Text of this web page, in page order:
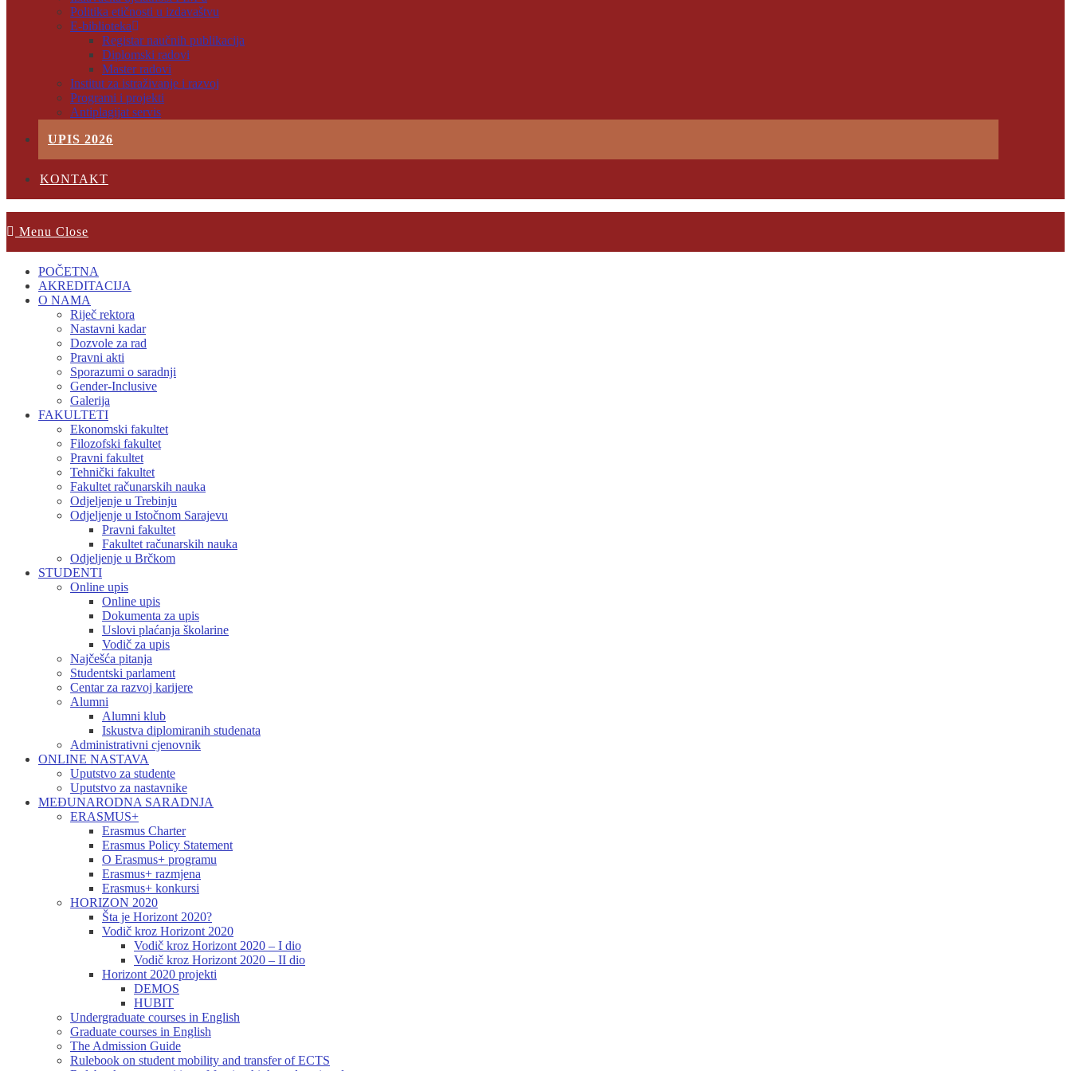
Politika etičnosti u izdavaštvu
E-biblioteka
Registar naučnih publikacija
Diplomski radovi
Master radovi
Institut za istraživanje i razvoj
Programi i projekti
Antiplagijat servis
UPIS 2026
KONTAKT
Menu Close
POČETNA
AKREDITACIJA
O NAMA
Riječ rektora
Nastavni kadar
Dozvole za rad
Pravni akti
Sporazumi o saradnji
Gender-Inclusive
Galerija
FAKULTETI
Ekonomski fakultet
Filozofski fakultet
Pravni fakultet
Tehnički fakultet
Fakultet računarskih nauka
Odjeljenje u Trebinju
Odjeljenje u Istočnom Sarajevu
Pravni fakultet
Fakultet računarskih nauka
Odjeljenje u Brčkom
STUDENTI
Online upis
Online upis
Dokumenta za upis
Uslovi plaćanja školarine
Vodič za upis
Najčešća pitanja
Studentski parlament
Centar za razvoj karijere
Alumni
Alumni klub
Iskustva diplomiranih studenata
Administrativni cjenovnik
ONLINE NASTAVA
Uputstvo za studente
Uputstvo za nastavnike
MEĐUNARODNA SARADNJA
ERASMUS+
Erasmus Charter
Erasmus Policy Statement
O Erasmus+ programu
Erasmus+ razmjena
Erasmus+ konkursi
HORIZON 2020
Šta je Horizont 2020?
Vodič kroz Horizont 2020
Vodič kroz Horizont 2020 – I dio
Vodič kroz Horizont 2020 – II dio
Horizont 2020 projekti
DEMOS
HUBIT
Undergraduate courses in English
Graduate courses in English
The Admission Guide
Rulebook on student mobility and transfer of ECTS